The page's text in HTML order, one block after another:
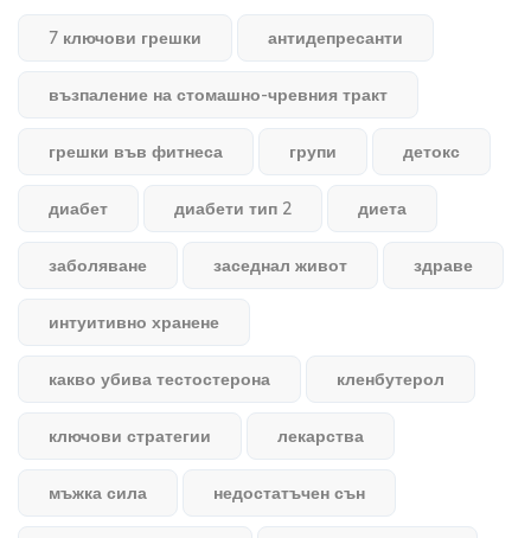
7 ключови грешки антидепресанти
възпаление на стомашно-чревния тракт
грешки във фитнеса групи детокс
диабет диабети тип 2 диета
заболяване заседнал живот здраве
интуитивно хранене
какво убива тестостерона кленбутерол
ключови стратегии лекарства
мъжка сила недостатъчен сън